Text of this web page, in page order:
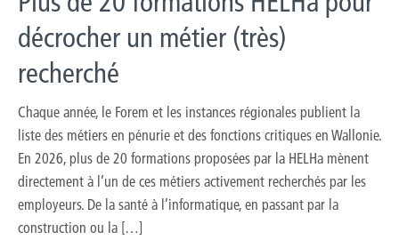
décrocher un métier (très)
recherché
Chaque année, le Forem et les instances régionales publient la
liste des métiers en pénurie et des fonctions critiques en Wallonie.
En 2026, plus de 20 formations proposées par la HELHa mènent
directement à l’un de ces métiers activement recherchés par les
employeurs. De la santé à l’informatique, en passant par la
construction ou la […]